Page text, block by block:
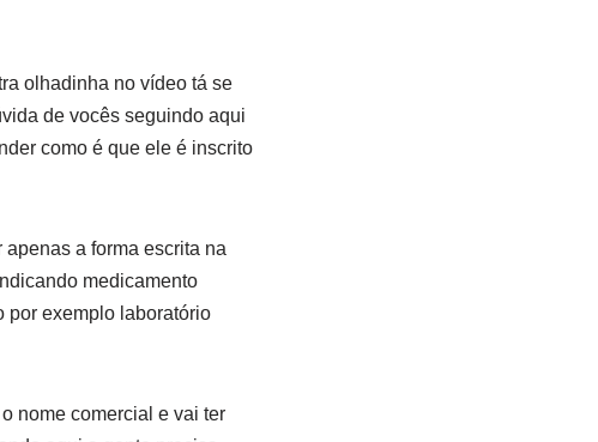
olhadinha no vídeo tá se
de vocês seguindo aqui
como é que ele é inscrito
a forma escrita na
medicamento
por exemplo laboratório
nome comercial e vai ter